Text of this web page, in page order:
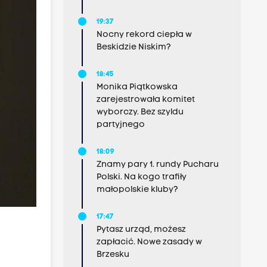
19:37
Nocny rekord ciepła w
Beskidzie Niskim?
18:45
Monika Piątkowska
zarejestrowała komitet
wyborczy. Bez szyldu
partyjnego
18:09
Znamy pary 1. rundy Pucharu
Polski. Na kogo trafiły
małopolskie kluby?
17:47
Pytasz urząd, możesz
zapłacić. Nowe zasady w
Brzesku